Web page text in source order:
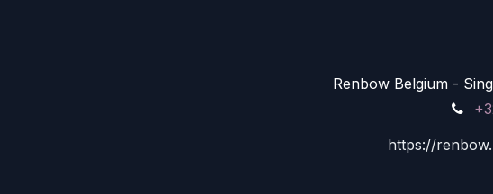
Renbow Belgium -
https://